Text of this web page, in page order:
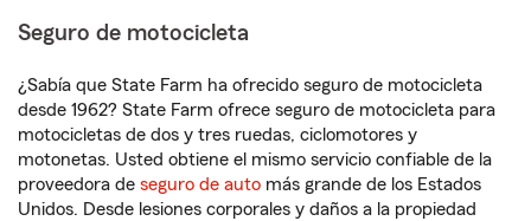
Seguro de motocicleta
¿Sabía que State Farm ha ofrecido seguro de motocicleta
desde 1962? State Farm ofrece seguro de motocicleta para
motocicletas de dos y tres ruedas, ciclomotores y
motonetas. Usted obtiene el mismo servicio confiable de la
proveedora de seguro de auto más grande de los Estados
Unidos. Desde lesiones corporales y daños a la propiedad